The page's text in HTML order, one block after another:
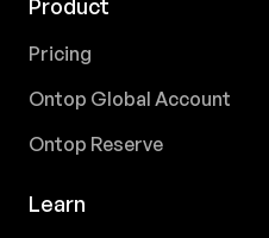
Product
Pricing
Ontop Global Account
Ontop Reserve
Learn